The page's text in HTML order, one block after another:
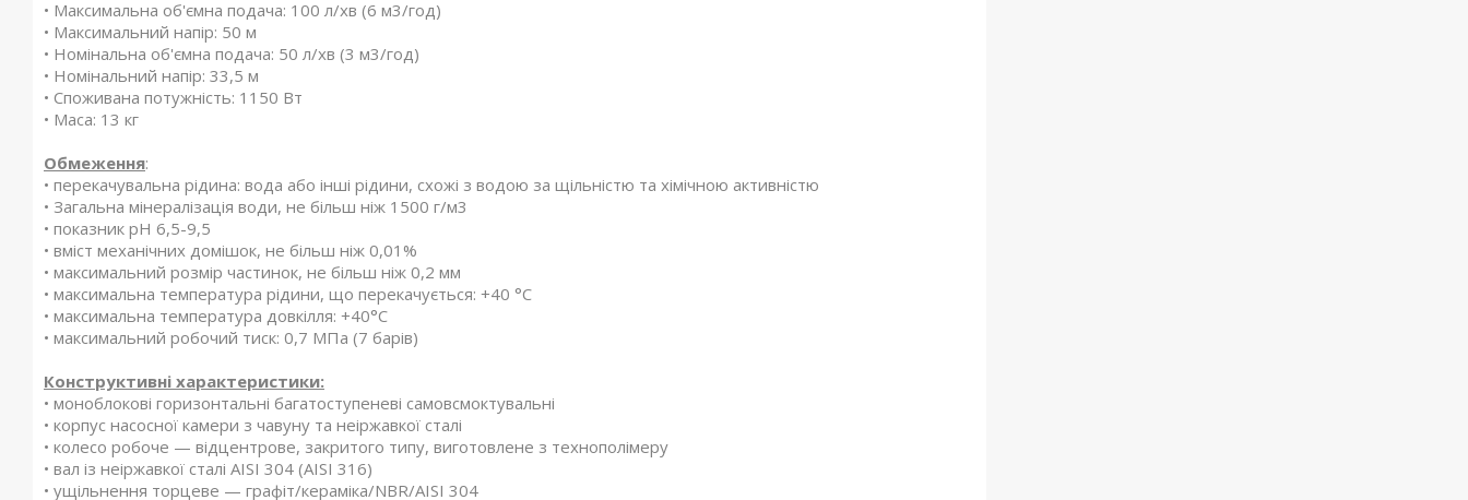
• Максимальна об'ємна подача: 100 л/хв (6 м3/год)
• Максимальний напір: 50 м
• Номінальна об'ємна подача: 50 л/хв (3 м3/год)
• Номінальний напір: 33,5 м
• Споживана потужність: 1150 Вт
• Маса: 13 кг
Обмеження:
• перекачувальна рідина: вода або інші рідини, схожі з водою за щільністю та хімічною активністю
• Загальна мінералізація води, не більш ніж 1500 г/м3
• показник pH 6,5-9,5
• вміст механічних домішок, не більш ніж 0,01%
• максимальний розмір частинок, не більш ніж 0,2 мм
• максимальна температура рідини, що перекачується: +40 °C
• максимальна температура довкілля: +40°С
• максимальний робочий тиск: 0,7 МПа (7 барів)
Конструктивні характеристики:
• моноблокові горизонтальні багатоступеневі самовсмоктувальні
• корпус насосної камери з чавуну та неіржавкої сталі
• колесо робоче — відцентрове, закритого типу, виготовлене з технополімеру
• вал із неіржавкої сталі AISI 304 (AISI 316)
• ущільнення торцеве — графіт/кераміка/NBR/AISI 304